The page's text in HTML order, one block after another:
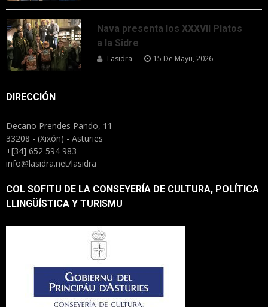
Nava presenta los XXXVII Platos
a la Sidre
Lasidra 15 De Mayu, 2026
DIRECCIÓN
Decano Prendes Pando, 11
33208 - (Xixón) - Asturies
+[34] 652 594 983
info@lasidra.net/lasidra
COL SOFITU DE LA CONSEYERÍA DE CULTURA, POLÍTICA
LLINGÜÍSTICA Y TURISMU